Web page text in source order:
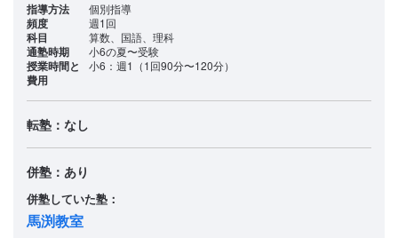
指導方法 個別指導
頻度 週1回
科目 算数、国語、理科
通塾時期 小6の夏〜受験
授業時間と
費用
小6：週1（1回90分〜120分）
転塾：なし
併塾：あり
併塾していた塾：
馬渕教室